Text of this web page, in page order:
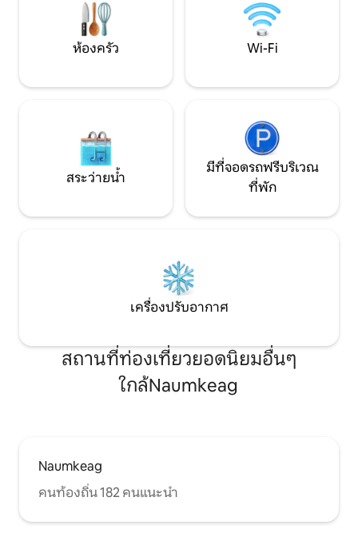
การแสดงต่างๆ ที่เ
ห้องครัว Wi-Fi
สระว่ายน้ำ
มีที่จอดรถฟรีบริเวณ
ที่พัก
เครื่องปรับอากาศ
สถานที่ท่องเที่ยวยอดนิยมอื่นๆ
ใกล้Naumkeag
Naumkeag
คนท้องถิ่น 182 คนแนะนำ